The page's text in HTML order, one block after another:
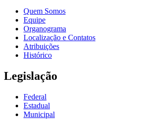
Quem Somos
Equipe
Organograma
Localização e Contatos
Atribuições
Histórico
Legislação
Federal
Estadual
Municipal